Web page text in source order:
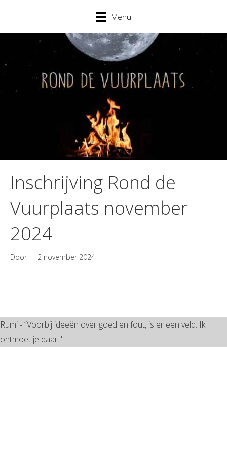
Menu
Inschrijving Rond de
Vuurplaats november
2024
Door | 2 november 2024
–
Rumi - “Voorbij ideeën over goed en fout, is er een veld. Ik
ontmoet je daar."